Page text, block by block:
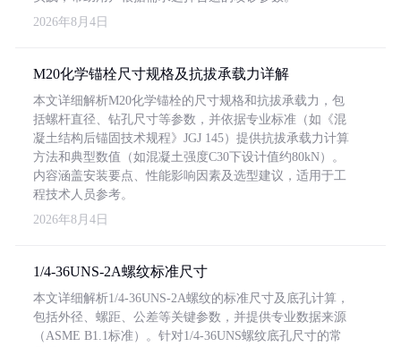
2026年8月4日
M20化学锚栓尺寸规格及抗拔承载力详解
本文详细解析M20化学锚栓的尺寸规格和抗拔承载力，包
括螺杆直径、钻孔尺寸等参数，并依据专业标准（如《混
凝土结构后锚固技术规程》JGJ 145）提供抗拔承载力计算
方法和典型数值（如混凝土强度C30下设计值约80kN）。
内容涵盖安装要点、性能影响因素及选型建议，适用于工
程技术人员参考。
2026年8月4日
1/4-36UNS-2A螺纹标准尺寸
本文详细解析1/4-36UNS-2A螺纹的标准尺寸及底孔计算，
包括外径、螺距、公差等关键参数，并提供专业数据来源
（ASME B1.1标准）。针对1/4-36UNS螺纹底孔尺寸的常